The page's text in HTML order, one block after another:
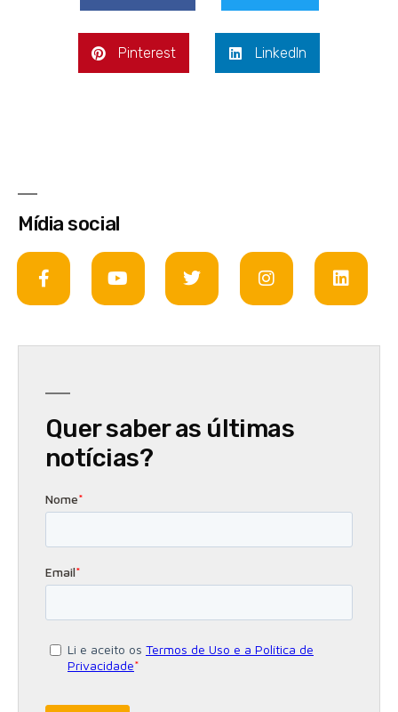
Pinterest LinkedIn
Mídia social
Quer saber as últimas
notícias?